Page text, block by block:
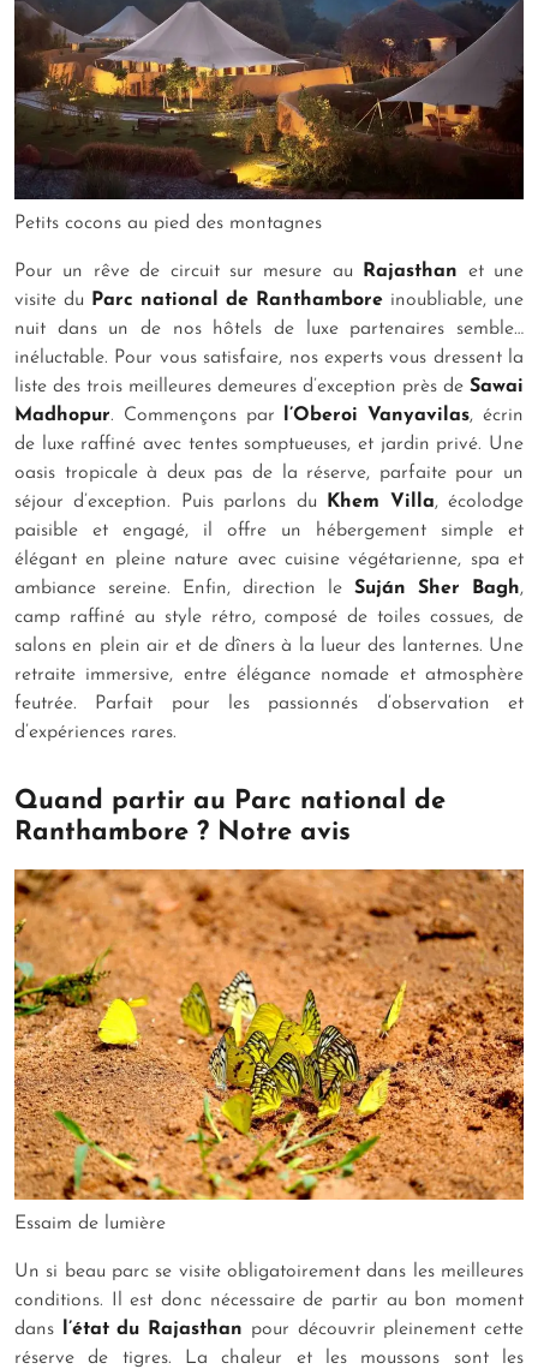
Petits cocons au pied des montagnes
Pour un rêve de circuit sur mesure au Rajasthan et une
visite du
Parc national de Ranthambore inoubliable, une
nuit dans un de nos hôtels de luxe partenaires semble…
inéluctable. Pour vous satisfaire, nos experts vous dressent la
liste des trois meilleures demeures d’exception près de Sawai
Madhopur. Commençons par l’Oberoi Vanyavilas, écrin
de luxe raffiné avec tentes somptueuses, et jardin privé. Une
oasis tropicale à deux pas de la réserve, parfaite pour un
séjour d’exception. Puis parlons du
Khem Villa, écolodge
paisible et engagé, il offre un hébergement simple et
élégant en pleine nature avec cuisine végétarienne, spa et
ambiance sereine. Enfin, direction le Suján Sher Bagh,
camp raffiné au style rétro, composé de toiles cossues, de
salons en plein air et de dîners à la lueur des lanternes. Une
retraite immersive, entre élégance nomade et atmosphère
feutrée. Parfait pour les passionnés d’observation et
d’expériences rares.
Quand partir au Parc national de
Ranthambore ? Notre avis
Essaim de lumière
Un si beau parc se visite obligatoirement dans les meilleures
conditions. Il est donc nécessaire de partir au bon moment
dans l’état du Rajasthan pour découvrir pleinement cette
réserve de tigres. La chaleur et les moussons sont les